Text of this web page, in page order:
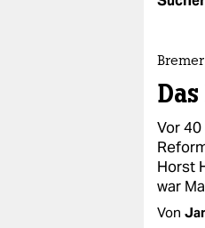
kultur
sport
berlin
Vor
Horst
war
Von